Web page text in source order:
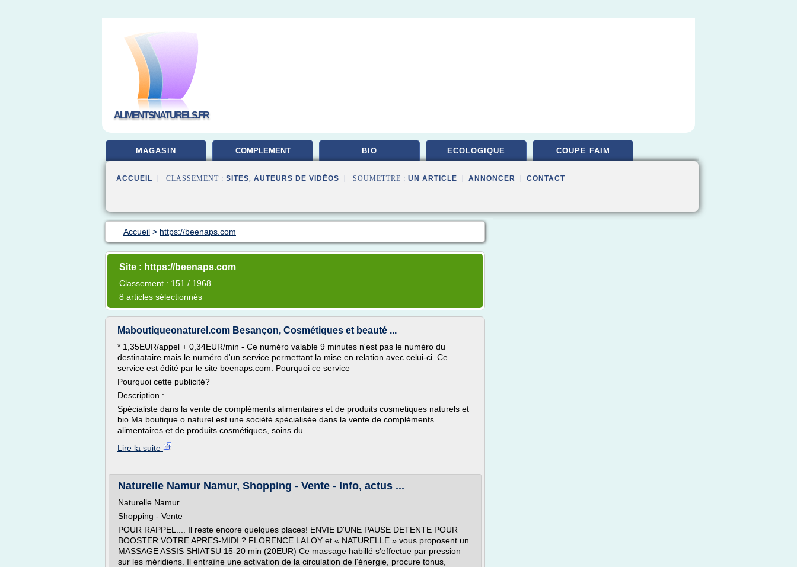
ALIMENTSNATURELS.FR
MAGASIN COMPLEMENT BIO ECOLOGIQUE COUPE FAIM
ACCUEIL | CLASSEMENT : SITES, AUTEURS DE VIDÉOS | SOUMETTRE : UN ARTICLE ANNONCER CONTACT
Accueil > https://beenaps.com
Site : https://beenaps.com
Classement : 151 / 1968
8 articles sélectionnés
Maboutiqueonaturel.com Besançon, Cosmétiques et beauté ...
* 1,35EUR/appel + 0,34EUR/min - Ce numéro valable 9 minutes n'est pas le numéro du
destinataire mais le numéro d'un service permettant la mise en relation avec celui-ci. Ce
service est édité par le site beenaps.com. Pourquoi ce service
Pourquoi cette publicité?
Description :
Spécialiste dans la vente de compléments alimentaires et de produits cosmetiques naturels et
bio Ma boutique o naturel est une société spécialisée dans la vente de compléments
alimentaires et de produits cosmétiques, soins du...
Lire la suite
Naturelle Namur Namur, Shopping - Vente - Info, actus ...
Naturelle Namur
Shopping - Vente
POUR RAPPEL.... Il reste encore quelques places! ENVIE D'UNE PAUSE DETENTE POUR
BOOSTER VOTRE APRES-MIDI ? FLORENCE LALOY et « NATURELLE » vous proposent un
MASSAGE ASSIS SHIATSU 15-20 min (20EUR) Ce massage habillé s'effectue par pression
sur les méridiens. Il entraîne une activation de la circulation de l'énergie, procure tonus,